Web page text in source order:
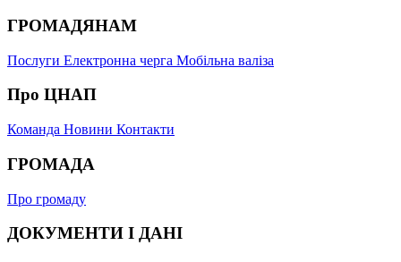
ГРОМАДЯНАМ
Послуги Електронна черга Мобільна валіза
Про ЦНАП
Команда Новини Контакти
ГРОМАДА
Про громаду
ДОКУМЕНТИ І ДАНІ